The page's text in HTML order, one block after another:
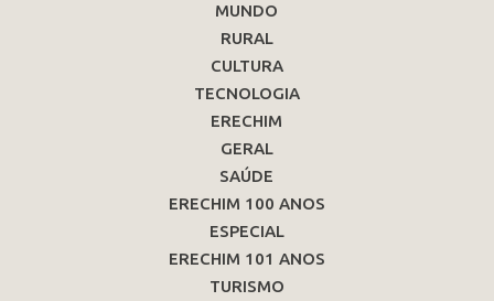
MUNDO
RURAL
CULTURA
TECNOLOGIA
ERECHIM
GERAL
SAÚDE
ERECHIM 100 ANOS
ESPECIAL
ERECHIM 101 ANOS
TURISMO